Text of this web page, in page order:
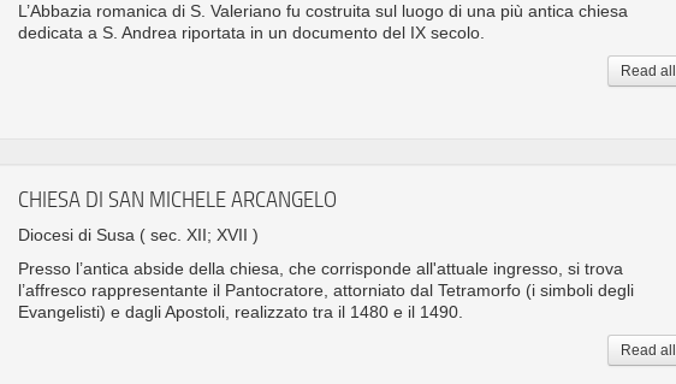
L’Abbazia romanica di S. Valeriano fu costruita sul luogo di una più antica chiesa
dedicata a S. Andrea riportata in un documento del IX secolo.
Read all
CHIESA DI SAN MICHELE ARCANGELO
Diocesi di Susa ( sec. XII; XVII )
Presso l’antica abside della chiesa, che corrisponde all'attuale ingresso, si trova
l’affresco rappresentante il Pantocratore, attorniato dal Tetramorfo (i simboli degli
Evangelisti) e dagli Apostoli, realizzato tra il 1480 e il 1490.
Read all